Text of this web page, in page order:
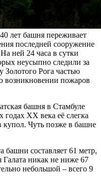
лет башня переживает
последней сооружение
ней 24 часа в сутки
неусыпно следили за
Золотого Рога частью
возникновении пожаров
башня в Стамбуле
XX века её слегка
купол. Чуть позже в башне
составляет 61 метр,
никак не ниже 67
небольшой – всего 9